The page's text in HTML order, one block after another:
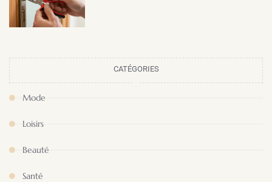
CATÉGORIES
Mode
Loisirs
Beauté
Santé